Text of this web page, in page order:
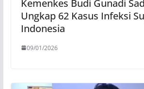
Kemenkes Budi Gunadi
Ungkap 62 Kasus Infeksi
Indonesia
09/01/2026